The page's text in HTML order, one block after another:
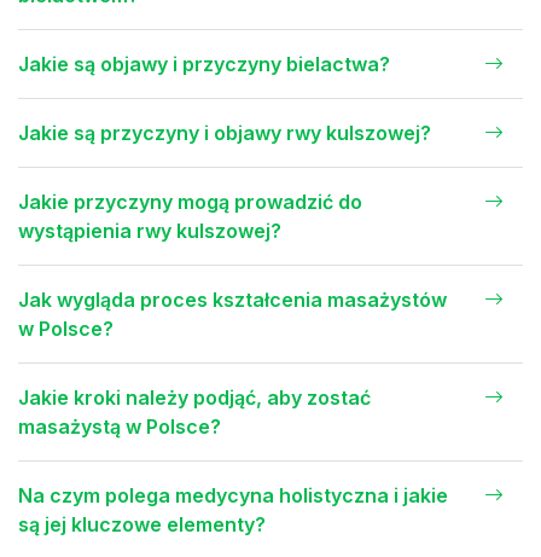
Jakie są objawy i przyczyny bielactwa?
Jakie są przyczyny i objawy rwy kulszowej?
Jakie przyczyny mogą prowadzić do
wystąpienia rwy kulszowej?
Jak wygląda proces kształcenia masażystów
w Polsce?
Jakie kroki należy podjąć, aby zostać
masażystą w Polsce?
Na czym polega medycyna holistyczna i jakie
są jej kluczowe elementy?